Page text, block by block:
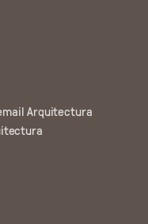
Arquitectura